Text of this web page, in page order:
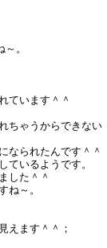
。
ています＾＾
ちゃうからできない
なられたんです＾＾
ているようです。
した＾＾
ね～。
えます＾＾；